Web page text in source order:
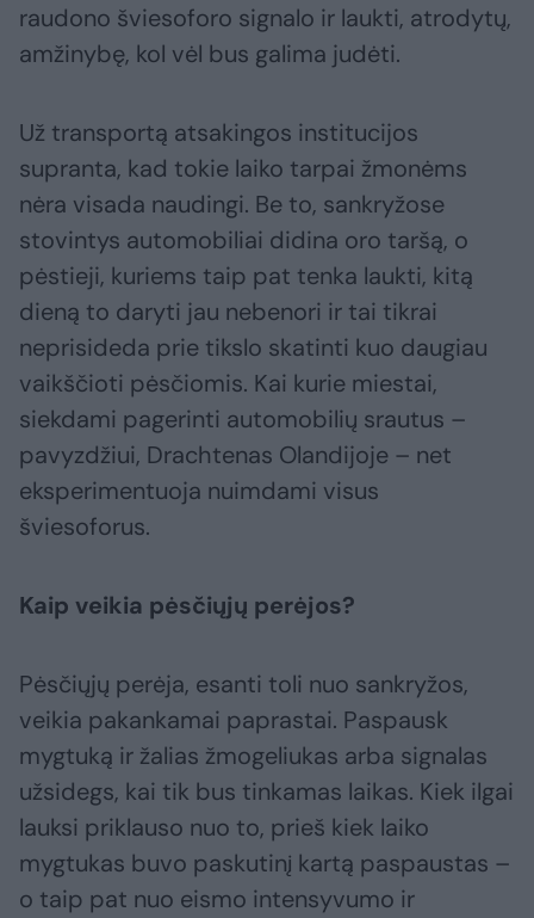
raudono šviesoforo signalo ir laukti, atrodytų,
amžinybę, kol vėl bus galima judėti.
Už transportą atsakingos institucijos
supranta, kad tokie laiko tarpai žmonėms
nėra visada naudingi. Be to, sankryžose
stovintys automobiliai didina oro taršą, o
pėstieji, kuriems taip pat tenka laukti, kitą
dieną to daryti jau nebenori ir tai tikrai
neprisideda prie tikslo skatinti kuo daugiau
vaikščioti pėsčiomis. Kai kurie miestai,
siekdami pagerinti automobilių srautus –
pavyzdžiui, Drachtenas Olandijoje – net
eksperimentuoja nuimdami visus
šviesoforus.
Kaip veikia pėsčiųjų perėjos?
Pėsčiųjų perėja, esanti toli nuo sankryžos,
veikia pakankamai paprastai. Paspausk
mygtuką ir žalias žmogeliukas arba signalas
užsidegs, kai tik bus tinkamas laikas. Kiek ilgai
lauksi priklauso nuo to, prieš kiek laiko
mygtukas buvo paskutinį kartą paspaustas –
o taip pat nuo eismo intensyvumo ir